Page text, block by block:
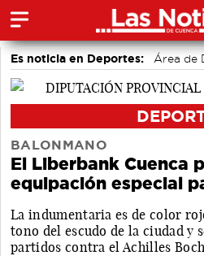
Es noticia en Deportes: Área de
Motor
BALONMANO
El Liberbank Cuenca
equipación especial
La indumentaria es de color
tono del escudo de la ciudad y
partidos contra el Achilles